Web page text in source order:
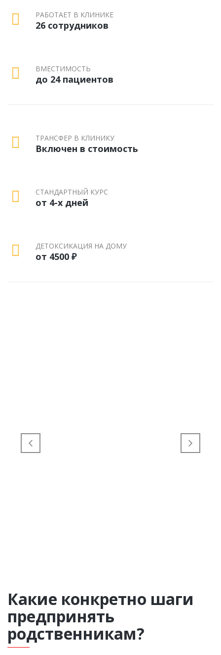
РАБОТАЕТ В КЛИНИКЕ
26 сотрудников
ВМЕСТИМОСТЬ
до 24 пациентов
ТРАНСФЕР В КЛИНИКУ
Включен в стоимость
СТАНДАРТНЫЙ КУРС
от 4-х дней
ДЕТОКСИКАЦИЯ НА ДОМУ
от 4500 ₽
Какие конкретно шаги
предпринять
родственникам?